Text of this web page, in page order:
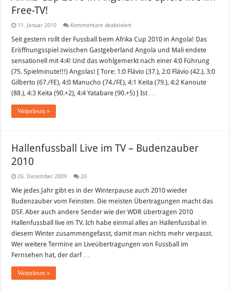
Free-TV!
11. Januar 2010 Kommentare deaktiviertfür
Cup
2010
in
Angola:
Alle
Spiele
im
Free-
TV!
Seit gestern rollt der Fussball beim Afrika Cup 2010 in Angola! Das
Eröffnungsspiel zwischen Gastgeberland Angola und Mali endete
sensationell mit 4:4! Und das wohlgemerkt nach einer 4:0 Führung
(75. Spielminute!!!) Angolas! [ Tore: 1:0 Flávio (37.), 2:0 Flávio (42.), 3:0
Gilberto (67./FE), 4:0 Manucho (74./FE), 4:1 Keita (79.), 4:2 Kanoute
(88.), 4:3 Keita (90.+2), 4:4 Yatabare (90.+5) ] Ist …
Weiterlesen »
Hallenfussball Live im TV – Budenzauber
2010
26. Dezember 2009 20
Wie jedes Jahr gibt es in der Winterpause auch 2010 wieder
Budenzauber vom Feinsten. Die meisten Übertragungen macht das
DSF. Aber auch andere Sender wie der WDR übertragen 2010
Hallenfussball live im TV. Ich habe einmal alles an Hallenfussbal in
diesem Winter zusammengefasst, damit man nichts mehr verpasst.
Wer weitere Termine an Liveübertragungen von Fussball im
Fernsehen hat, der darf …
Weiterlesen »